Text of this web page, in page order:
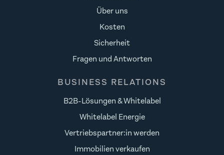
Über uns
Kosten
Sicherheit
Fragen und Antworten
BUSINESS RELATIONS
B2B-Lösungen & Whitelabel
Whitelabel Energie
Vertriebspartner:in werden
Immobilien verkaufen